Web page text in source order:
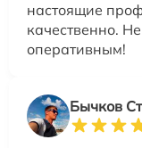
настоящие
качественно.
оперативным!
Бычков